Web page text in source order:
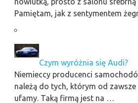
Pamiętam, jak z sentymentem
Czym wyróżnia się Audi?
Niemieccy producenci
należą do tych, którym od zawsze
ufamy. Taką firmą jest na …